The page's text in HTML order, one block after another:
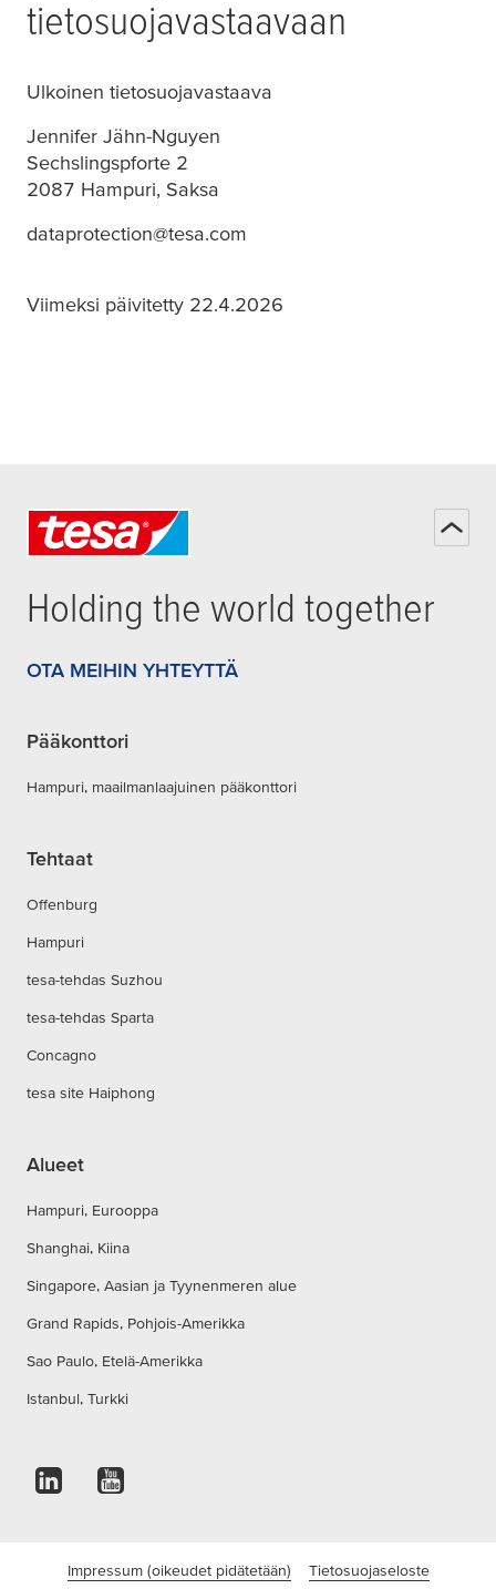
tietosuojavastaavaan
Ulkoinen tietosuojavastaava
Jennifer Jähn-Nguyen
Sechslingspforte 2
2087 Hampuri, Saksa
dataprotection@tesa.com
Viimeksi päivitetty 22.4.2026
Holding the world together
OTA MEIHIN YHTEYTTÄ
Pääkonttori
Hampuri, maailmanlaajuinen pääkonttori
Tehtaat
Offenburg
Hampuri
tesa-tehdas Suzhou
tesa-tehdas Sparta
Concagno
tesa site Haiphong
Alueet
Hampuri, Eurooppa
Shanghai, Kiina
Singapore, Aasian ja Tyynenmeren alue
Grand Rapids, Pohjois-Amerikka
Sao Paulo, Etelä-Amerikka
Istanbul, Turkki
Impressum (oikeudet pidätetään) Tietosuojaseloste